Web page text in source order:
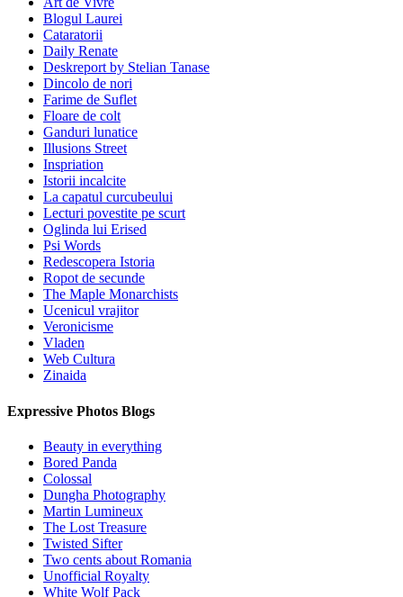
Blogul Laurei
Cataratorii
Daily Renate
Deskreport by Stelian Tanase
Dincolo de nori
Farime de Suflet
Floare de colt
Ganduri lunatice
Illusions Street
Inspriation
Istorii incalcite
La capatul curcubeului
Lecturi povestite pe scurt
Oglinda lui Erised
Psi Words
Redescopera Istoria
Ropot de secunde
The Maple Monarchists
Ucenicul vrajitor
Veronicisme
Vladen
Web Cultura
Zinaida
Expressive Photos Blogs
Beauty in everything
Bored Panda
Colossal
Dungha Photography
Martin Lumineux
The Lost Treasure
Twisted Sifter
Two cents about Romania
Unofficial Royalty
White Wolf Pack